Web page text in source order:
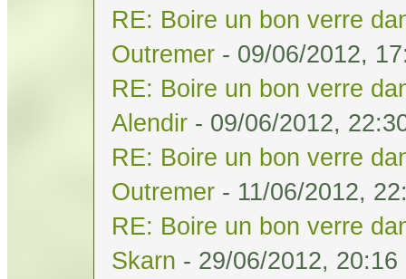
RE: Boire un bon verre
Outremer - 09/06/2012,
RE: Boire un bon verre
Alendir - 09/06/2012,
RE: Boire un bon verre
Outremer - 11/06/2012,
RE: Boire un bon verre
Skarn - 29/06/2012, 20:16